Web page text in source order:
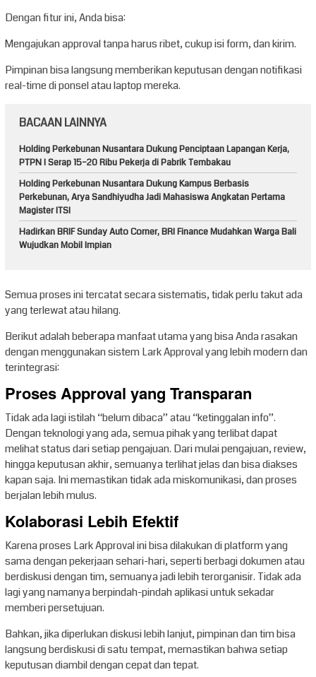
Dengan fitur ini, Anda bisa:
Mengajukan approval tanpa harus ribet, cukup isi form, dan kirim.
Pimpinan bisa langsung memberikan keputusan dengan notifikasi
real-time di ponsel atau laptop mereka.
BACAAN LAINNYA
Holding Perkebunan Nusantara Dukung Penciptaan Lapangan Kerja,
PTPN I Serap 15–20 Ribu Pekerja di Pabrik Tembakau
Holding Perkebunan Nusantara Dukung Kampus Berbasis
Perkebunan, Arya Sandhiyudha Jadi Mahasiswa Angkatan Pertama
Magister ITSI
Hadirkan BRIF Sunday Auto Corner, BRI Finance Mudahkan Warga Bali
Wujudkan Mobil Impian
Semua proses ini tercatat secara sistematis, tidak perlu takut ada
yang terlewat atau hilang.
Berikut adalah beberapa manfaat utama yang bisa Anda rasakan
dengan menggunakan sistem Lark Approval yang lebih modern dan
terintegrasi:
Proses Approval yang Transparan
Tidak ada lagi istilah “belum dibaca” atau “ketinggalan info”.
Dengan teknologi yang ada, semua pihak yang terlibat dapat
melihat status dari setiap pengajuan. Dari mulai pengajuan, review,
hingga keputusan akhir, semuanya terlihat jelas dan bisa diakses
kapan saja. Ini memastikan tidak ada miskomunikasi, dan proses
berjalan lebih mulus.
Kolaborasi Lebih Efektif
Karena proses Lark Approval ini bisa dilakukan di platform yang
sama dengan pekerjaan sehari-hari, seperti berbagi dokumen atau
berdiskusi dengan tim, semuanya jadi lebih terorganisir. Tidak ada
lagi yang namanya berpindah-pindah aplikasi untuk sekadar
memberi persetujuan.
Bahkan, jika diperlukan diskusi lebih lanjut, pimpinan dan tim bisa
langsung berdiskusi di satu tempat, memastikan bahwa setiap
keputusan diambil dengan cepat dan tepat.